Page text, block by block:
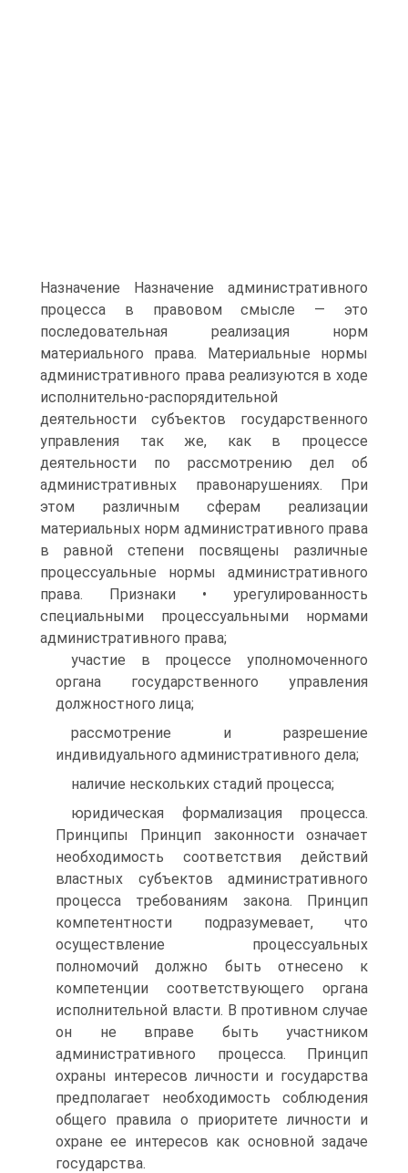
Назначение Назначение административного
процесса в правовом смысле — это
последовательная реализация норм
материального права. Материальные нормы
административного права реализуются в ходе
исполнительно-распорядительной
деятельности субъектов государственного
управления так же, как в процессе
деятельности по рассмотрению дел об
административных правонарушениях. При
этом различным сферам реализации
материальных норм административного права
в равной степени посвящены различные
процессуальные нормы административного
права. Признаки • урегулированность
специальными процессуальными нормами
административного права;
участие в процессе уполномоченного
органа государственного управления
должностного лица;
рассмотрение и разрешение
индивидуального административного дела;
наличие нескольких стадий процесса;
юридическая формализация процесса.
Принципы Принцип законности означает
необходимость соответствия действий
властных субъектов административного
процесса требованиям закона. Принцип
компетентности подразумевает, что
осуществление процессуальных
полномочий должно быть отнесено к
компетенции соответствующего органа
исполнительной власти. В противном случае
он не вправе быть участником
административного процесса. Принцип
охраны интересов личности и государства
предполагает необходимость соблюдения
общего правила о приоритете личности и
охране ее интересов как основной задаче
государства.